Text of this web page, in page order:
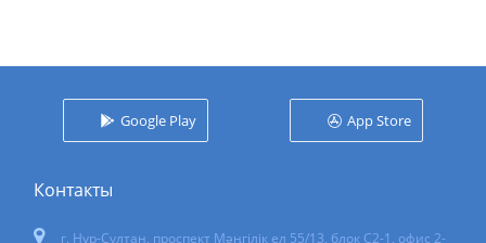
Google Play App Store
Контакты
г. Нур-Султан, проспект Мәңгілік ел 55/13, блок С2-1, офис 2-